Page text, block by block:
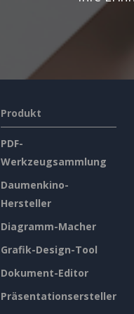
Produkt
PDF-
Werkzeugsammlung
Daumenkino-
Hersteller
Diagramm-Macher
Grafik-Design-Tool
Dokument-Editor
Präsentationsersteller